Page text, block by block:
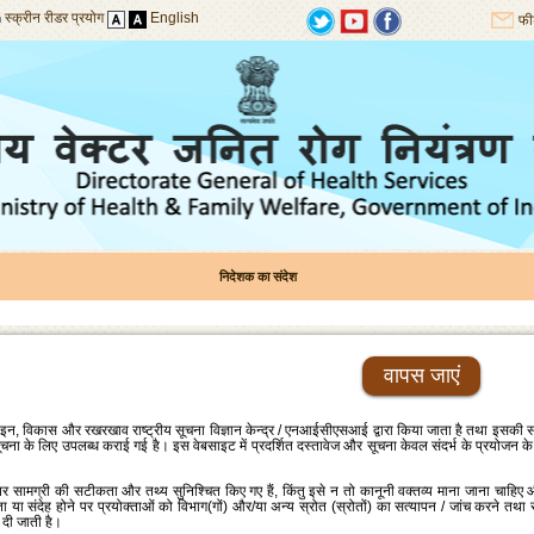
स्क्रीन रीडर प्रयोग English
निदेशक का संदेश
वापस जाएं
विकास और रखरखाव राष्‍ट्रीय सूचना विज्ञान केन्‍द्र / एनआईसीएसआई द्वारा किया जाता है तथा इसकी
के लिए उपलब्‍ध कराई गई है। इस वेबसाइट में प्रदर्शित दस्‍तावेज और सूचना केवल संदर्भ के
सामग्री की सटीकता और तथ्‍य सुनिश्‍चित किए गए हैं, किंतु इसे न तो कानूनी वक्‍तव्‍य माना जाना चाहिए
या संदेह होने पर प्रयोक्‍ताओं को विभाग(गों) और/या अन्‍य स्रोत (स्रोतों) का सत्‍यापन / जांच करने
जाती है।